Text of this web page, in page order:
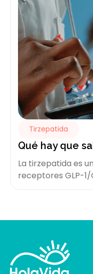
Tirzepatida
Qué hay que
La tirzepatida es
receptores GLP-1/